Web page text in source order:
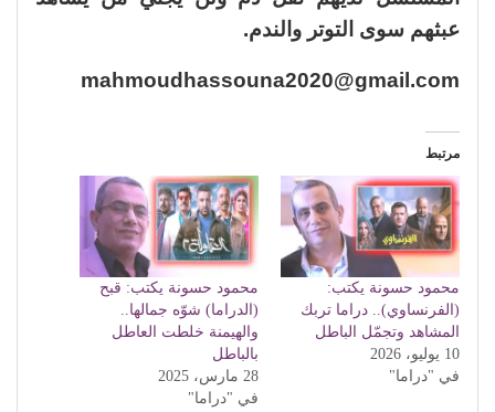
عبثهم سوى التوتر والندم.
mahmoudhassouna2020@gmail.com
مرتبط
محمود حسونة يكتب:
(الفرنساوي).. دراما تربك
المشاهد وتجمّل الباطل
10 يوليو، 2026
في "دراما"
محمود حسونة يكتب: قبح
(الدراما) شوّه جمالها..
والهيمنة خلطت العاطل
بالباطل
28 مارس، 2025
في "دراما"